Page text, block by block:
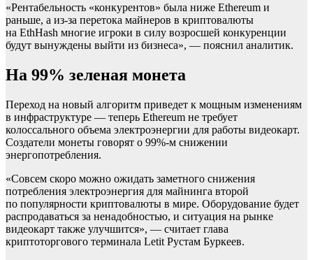
«Рентабельность «конкурентов» была ниже Ethereum и
раньше, а из-за перетока майнеров в криптовалюты
на EthHash многие игроки в силу возросшей конкуренции
будут вынуждены выйти из бизнеса», — пояснил аналитик.
На 99% зеленая монета
Переход на новый алгоритм приведет к мощным изменениям
в инфраструктуре — теперь Ethereum не требует
колоссального объема электроэнергии для работы видеокарт.
Создатели монеты говорят о 99%-м снижении
энергопотребления.
«Совсем скоро можно ожидать заметного снижения
потребления электроэнергия для майнинга второй
по популярности криптовалюты в мире. Оборудование будет
распродаваться за ненадобностью, и ситуация на рынке
видеокарт также улучшится», — считает глава
криптоторгового терминала Letit Рустам Буркеев.